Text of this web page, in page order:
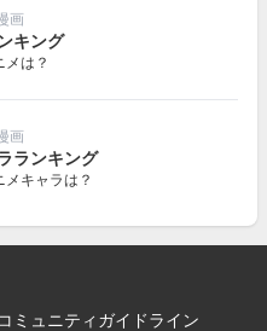
画
キング
メは？
画
ランキング
キャラは？
コミュニティガイドライン